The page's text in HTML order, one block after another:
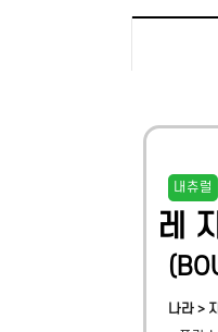
내츄럴
레
(
나라 >